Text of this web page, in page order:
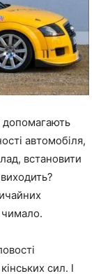
автомобіля,
встановити
чимало.
сил. І